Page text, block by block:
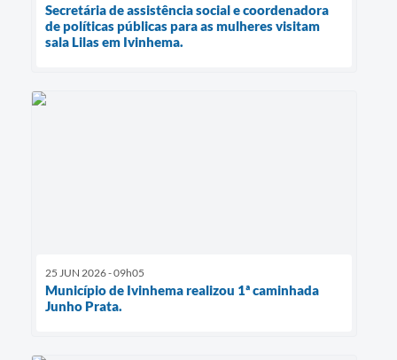
Secretária de assistência social e coordenadora
de políticas públicas para as mulheres visitam
sala Lilas em Ivinhema.
25 JUN 2026 - 09h05
Município de Ivinhema realizou 1ª caminhada
Junho Prata.